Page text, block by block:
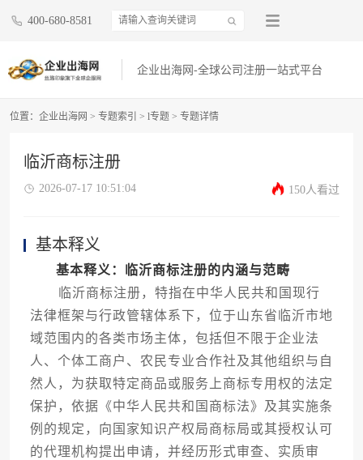
400-680-8581
企业出海网-全球公司注册一站式平台
位置： 企业出海网 > 专题索引 > l专题 > 专题详情
临沂商标注册
2026-07-17 10:51:04 150人看过
基本释义
基本释义：临沂商标注册的内涵与范畴
临沂商标注册，特指在中华人民共和国现行
法律框架与行政管辖体系下，位于山东省临沂市地
域范围内的各类市场主体，包括但不限于企业法
人、个体工商户、农民专业合作社及其他组织与自
然人，为获取特定商品或服务上商标专用权的法定
保护，依据《中华人民共和国商标法》及其实施条
例的规定，向国家知识产权局商标局或其授权认可
的代理机构提出申请，并经历形式审查、实质审